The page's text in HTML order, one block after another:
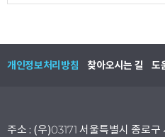
개인정보처리방침 찾아오시는 길 도
주소 : (우)03171 서울특별시 종로